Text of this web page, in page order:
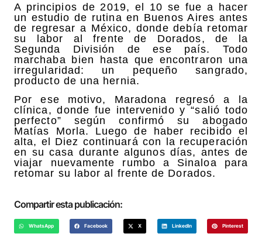
A principios de 2019, el 10 se fue a hacer
un estudio de rutina en Buenos Aires antes
de regresar a México, donde debía retomar
su labor al frente de Dorados, de la
Segunda División de ese país. Todo
marchaba bien hasta que encontraron una
irregularidad: un pequeño sangrado,
producto de una hernia.
Por ese motivo, Maradona regresó a la
clínica, donde fue intervenido y “salió todo
perfecto” según confirmó su abogado
Matías Morla. Luego de haber recibido el
alta, el Diez continuará con la recuperación
en su casa durante algunos días, antes de
viajar nuevamente rumbo a Sinaloa para
retomar su labor al frente de Dorados.
Compartir esta publicación:
WhatsApp Facebook X LinkedIn Pinterest